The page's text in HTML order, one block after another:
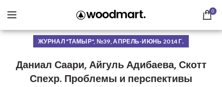
0
ЖУРНАЛ "ТАМЫР", №39, АПРЕЛЬ-ИЮНЬ 2014 Г.
Даниал Саари, Айгуль Адибаева, Скотт
Спехр. Проблемы и перспективы